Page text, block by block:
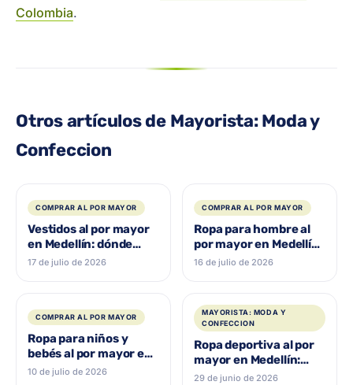
Colombia.
Otros artículos de Mayorista: Moda y
Confeccion
COMPRAR AL POR MAYOR
Vestidos al por mayor
en Medellín: dónde
comprar y surtir tu
17 de julio de 2026
COMPRAR AL POR MAYOR
Ropa para hombre al
por mayor en Medellín:
guía para surtir tu
16 de julio de 2026
COMPRAR AL POR MAYOR
Ropa para niños y
bebés al por mayor en
Medellín: dónde
10 de julio de 2026
MAYORISTA: MODA Y
CONFECCION
Ropa deportiva al por
mayor en Medellín:
dónde comprar
29 de junio de 2026